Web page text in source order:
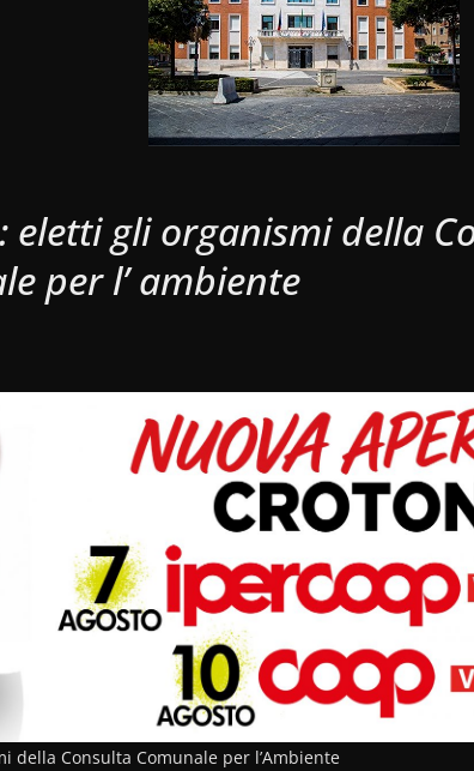
eletti gli organismi della
per l’ ambiente
della Consulta Comunale per l’Ambiente